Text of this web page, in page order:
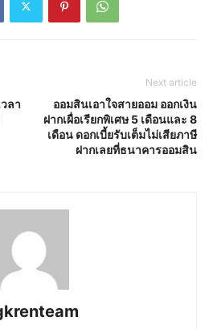
ลา
Next article
ออมสินเอาใจสายออม ออกเงิน
ฝากเผื่อเรียกพิเศษ 5 เดือนและ 8
เดือน ดอกเบี้ยรับเต็มไม่เสียภาษี
ฝากเลยที่ธนาคารออมสิน